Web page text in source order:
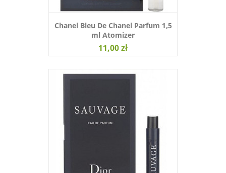
Chanel Bleu De Chanel Parfum 1,5
ml Atomizer
11,00 zł